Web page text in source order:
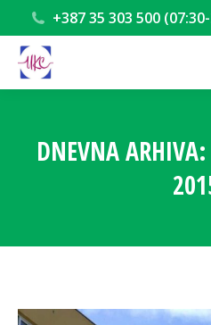
+387 35 303 500
DNEVNA ARHIVA: